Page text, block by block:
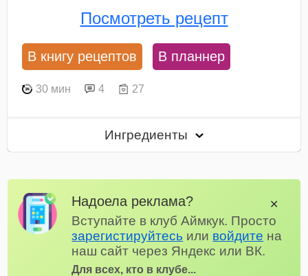
Посмотреть рецепт
В книгу рецептов В планнер
30 мин 4 27
Ингредиенты
Надоела реклама?
Вступайте в клуб Аймкук. Просто
зарегистируйтесь или войдите на
наш сайт через Яндекс или ВК.
Для всех, кто в клубе...
✕